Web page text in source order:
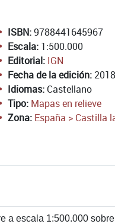
ISBN:9788441645967
Escala: 1:500.000
Editorial: IGN
Fecha de la edición:2018
Idiomas: Castellano
Tipo: Mapas en relieve
Zona: España > Castilla
a escala 1:500.000